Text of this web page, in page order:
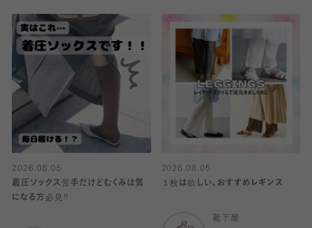
2026.08.05
着圧ソックス苦手だけどむくみは気
になる方必見‼️
2026.08.05
１枚は欲しい、おすすめレギンス
靴下屋